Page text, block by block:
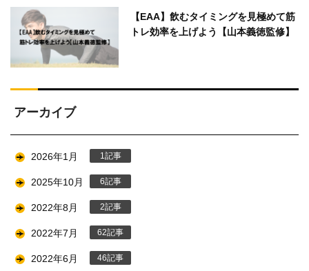
【EAA】飲むタイミングを見極めて筋
トレ効率を上げよう【山本義徳監修】
アーカイブ
2026年1月 1
2025年10月 6
2022年8月 2
2022年7月 62
2022年6月 46